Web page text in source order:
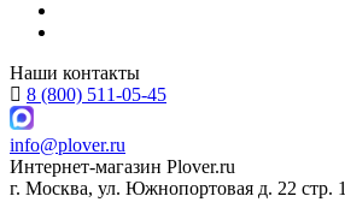
Наши контакты
8 (800) 511-05-45
info@plover.ru
Интернет-магазин Plover.ru
г. Москва, ул. Южнопортовая д. 22 стр. 1